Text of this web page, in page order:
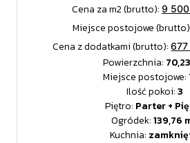
Cena za m2 (brutto): 9 500
Miejsce postojowe
Cena z dodatkami (brutto):677
Powierzchnia: 70,23
Miejsce postojowe:
Ilość pokoi:3
Piętro: Parter +
Ogródek:139,76
Kuchnia: